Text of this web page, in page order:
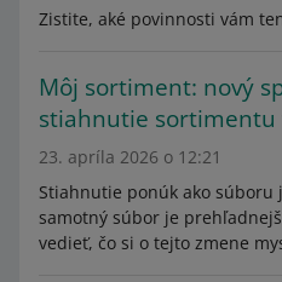
Zistite, aké povinnosti vám
Môj sortiment: nový
stiahnutie sortimentu
23. apríla 2026 o 12:21
Stiahnutie ponúk ako súboru
samotný súbor je
vedieť, čo si o tejto zmene